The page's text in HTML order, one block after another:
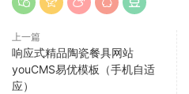
上一篇
响应式精品陶瓷餐具网站
youCMS易优模板（手机自适
应）